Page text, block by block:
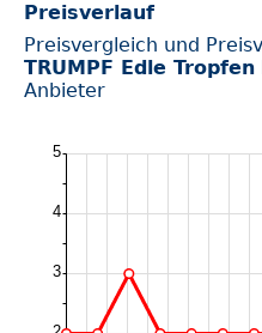
Preisverlauf
Preisvergleich und
TRUMPF Edle Tropfen
Anbieter